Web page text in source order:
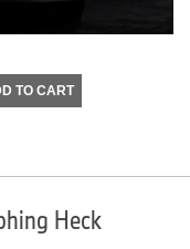
TO CART
Heck